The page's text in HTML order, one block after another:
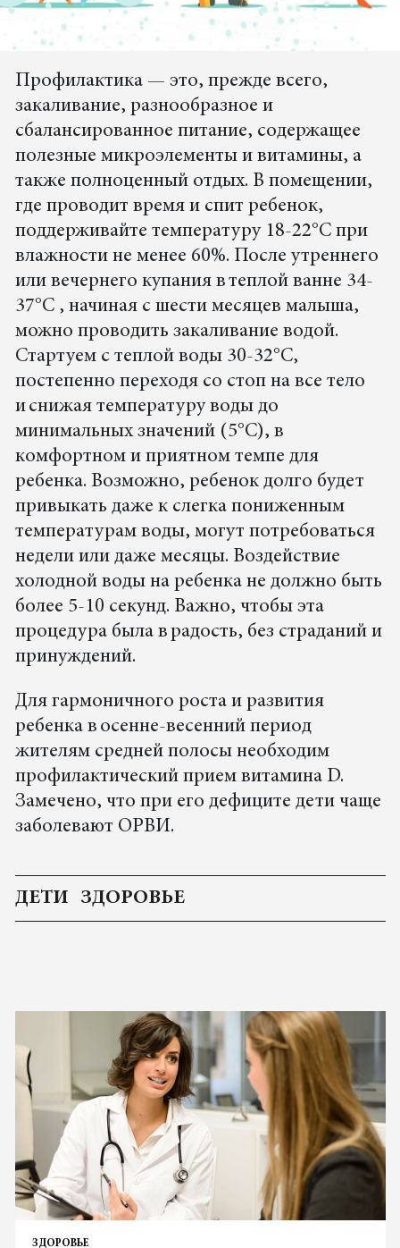
Профилактика — это, прежде всего,
закаливание, разнообразное и
сбалансированное питание, содержащее
полезные микроэлементы и витамины, а
также полноценный отдых. В помещении,
где проводит время и спит ребенок,
поддерживайте температуру 18-22°C при
влажности не менее 60%. После утреннего
или вечернего купания в теплой ванне 34-
37°C , начиная с шести месяцев малыша,
можно проводить закаливание водой.
Стартуем с теплой воды 30-32°C,
постепенно переходя со стоп на все тело
и снижая температуру воды до
минимальных значений (5°C), в
комфортном и приятном темпе для
ребенка. Возможно, ребенок долго будет
привыкать даже к слегка пониженным
температурам воды, могут потребоваться
недели или даже месяцы. Воздействие
холодной воды на ребенка не должно быть
более 5-10 секунд. Важно, чтобы эта
процедура была в радость, без страданий и
принуждений.
Для гармоничного роста и развития
ребенка в осенне-весенний период
жителям средней полосы необходим
профилактический прием витамина D.
Замечено, что при его дефиците дети чаще
заболевают ОРВИ.
ДЕТИ ЗДОРОВЬЕ
ЗДОРОВЬЕ